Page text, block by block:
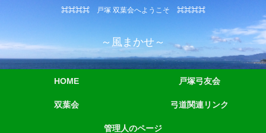
⌘⌘⌘⌘ 戸塚 双葉会へようこそ ⌘⌘⌘⌘
～風まかせ～
HOME 戸塚弓友会
双葉会 弓道関連リンク
管理人のページ